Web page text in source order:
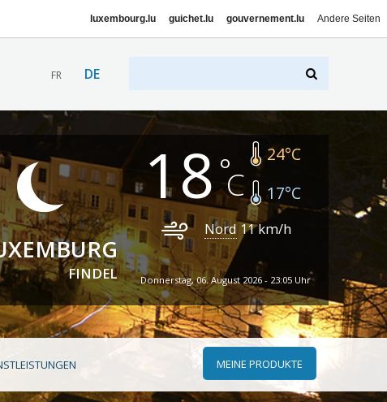
luxembourg.lu guichet.lu gouvernement.lu Andere Seiten
FR DE
FINDEL
18 24°C
17°C
Nord 11km/h
Donnerstag, 06. August 2026 - 23:05 Uhr
MEINE PRODUKTE